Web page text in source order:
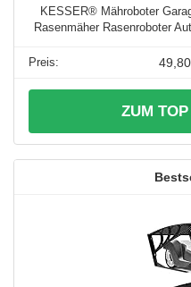
KESSER® Mähroboter
Rasenmäher Rasenroboter
ZUM